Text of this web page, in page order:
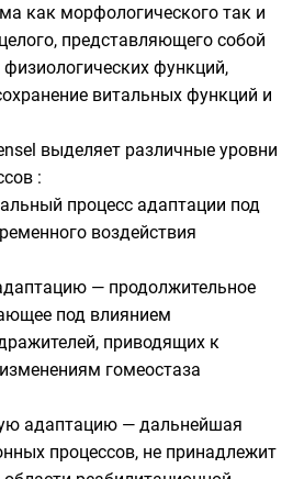
как морфологического так и
представляющего собой
физиологических функций,
витальных функций и
выделяет различные уровни
:
процесс адаптации под
воздействия
— продолжительное
под влиянием
приводящих к
гомеостаза
адаптацию — дальнейшая
процессов, не принадлежит